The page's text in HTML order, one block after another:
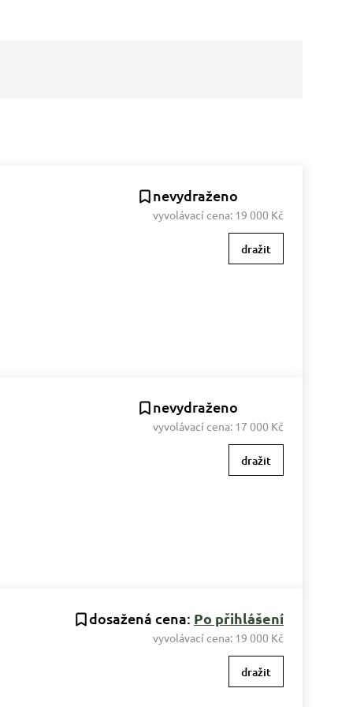
nevydraženo
vyvolávací cena: 19 000 Kč
dražit
nevydraženo
vyvolávací cena: 17 000 Kč
dražit
dosažená cena: Po přihlášení
vyvolávací cena: 19 000 Kč
dražit